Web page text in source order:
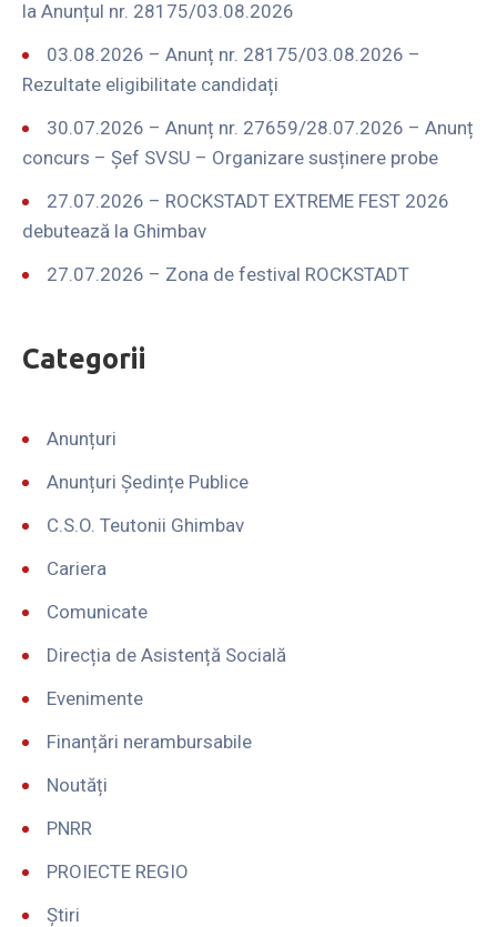
la Anunțul nr. 28175/03.08.2026
03.08.2026 – Anunț nr. 28175/03.08.2026 –
Rezultate eligibilitate candidați
30.07.2026 – Anunț nr. 27659/28.07.2026 – Anunț
concurs – Șef SVSU – Organizare susținere probe
27.07.2026 – ROCKSTADT EXTREME FEST 2026
debutează la Ghimbav
27.07.2026 – Zona de festival ROCKSTADT
Categorii
Anunțuri
Anunțuri Ședințe Publice
C.S.O. Teutonii Ghimbav
Cariera
Comunicate
Direcția de Asistență Socială
Evenimente
Finanțări nerambursabile
Noutăți
PNRR
PROIECTE REGIO
Știri